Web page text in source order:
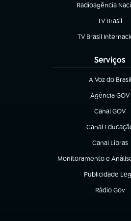
Radioagência
(abre em nova
TV Brasil
(abre em
TV Brasil
(abre em nova
Serviços
A Voz do Brasil
(abre em nova
Agência GOV
(abre em nova
Canal GOV
(abre em
Canal
(abre em nova
Canal Libras
(abre em
Monitoramento e
(abre em nova aba)
Publicidade
(abre em nova
Rádio Gov
(abre em